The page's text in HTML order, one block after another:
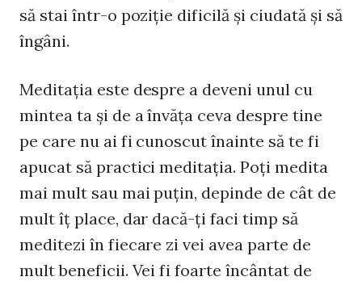
să stai într-o poziţie dificilă şi ciudată şi să
îngâni.
Meditaţia este despre a deveni unul cu
mintea ta şi de a învăţa ceva despre tine
pe care nu ai fi cunoscut înainte să te fi
apucat să practici meditaţia. Poţi medita
mai mult sau mai puţin, depinde de cât de
mult îţ place, dar dacă-ţi faci timp să
meditezi în fiecare zi vei avea parte de
mult beneficii. Vei fi foarte încântat de